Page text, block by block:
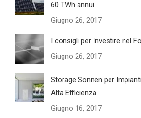
60 TWh annui
Giugno 26, 2017
I consigli per Investire nel
Giugno 26, 2017
Storage Sonnen per
Alta Efficienza
Giugno 16, 2017